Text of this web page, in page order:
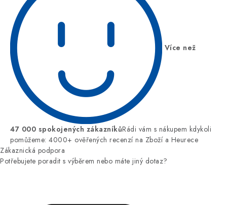
Více než
47 000 spokojených zákazníkůRádi vám s nákupem kdykoli
pomůžeme: 4000+ ověřených recenzí na Zboží a Heurece
Zákaznická podpora
Potřebujete poradit s výběrem nebo máte jiný dotaz?